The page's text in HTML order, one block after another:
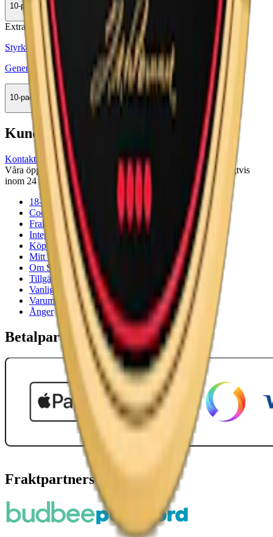
10-pack
479,50 kr
Köp
Extra Stark
Styrka Extra Stark · Large
General Extra Stark Portion
10-pack
444,50 kr
Köp
Kundservice
Kontakta oss
Våra öppettider är: Alla dagar 08:00 - 18:00 Vi svarar vanligtvis
inom 24 timmar på vardagar.
18-årsgräns
Cookiepolicy
Frakt- och leveransvillkor
Integritetspolicy
Köpvillkor
Mitt konto
Om Snuset.se
Tillgänglighetsredogörelse
Vanliga frågor
Varumärken
Ånger
Betalpartner
Fraktpartners